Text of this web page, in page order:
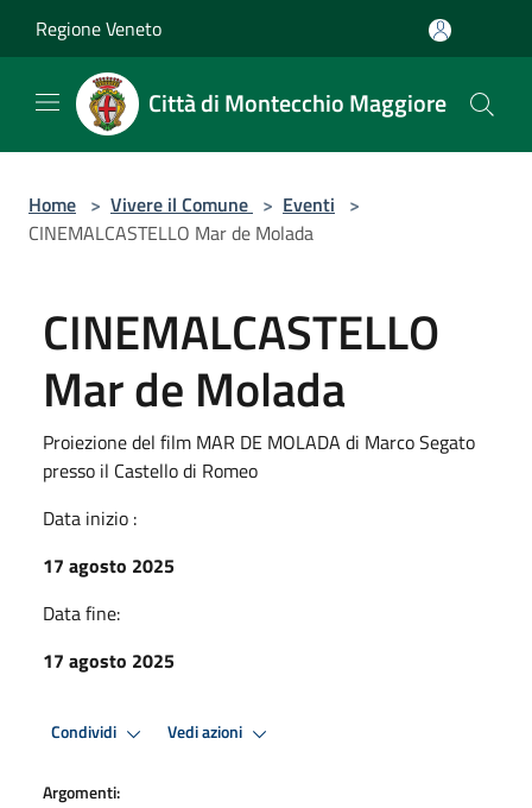
Regione Veneto
Città di Montecchio Maggiore
Home > Vivere il Comune > Eventi >
CINEMALCASTELLO Mar de Molada
CINEMALCASTELLO
Mar de Molada
Proiezione del film MAR DE MOLADA di Marco Segato
presso il Castello di Romeo
Data inizio :
17 agosto 2025
Data fine:
17 agosto 2025
Condividi Vedi azioni
Argomenti: